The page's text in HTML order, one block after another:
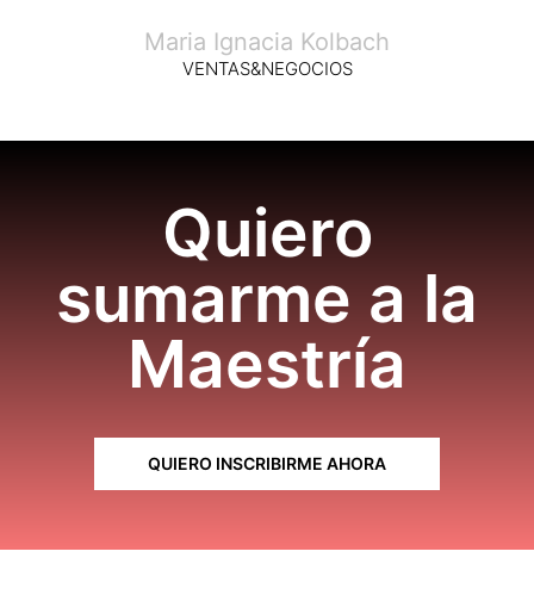
Maria Ignacia Kolbach
VENTAS&NEGOCIOS
Quiero
sumarme a la
Maestría
QUIERO INSCRIBIRME AHORA